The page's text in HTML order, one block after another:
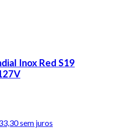
Inox Red S19
sem juros